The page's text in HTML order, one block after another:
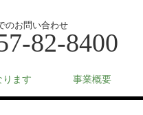
のお問い合わせ
82-8400
ります 事業概要